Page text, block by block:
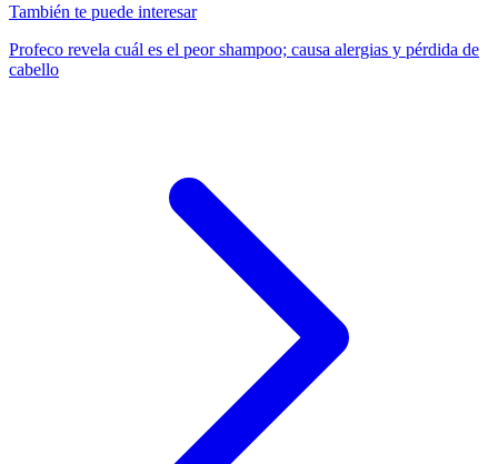
También te puede interesar
Profeco revela cuál es el peor shampoo; causa alergias y pérdida de
cabello